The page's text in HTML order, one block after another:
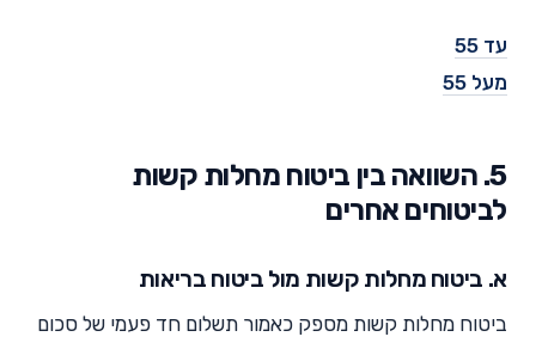
עד 55
מעל 55
5. השוואה בין ביטוח מחלות קשות
לביטוחים אחרים
א. ביטוח מחלות קשות מול ביטוח בריאות
ביטוח מחלות קשות מספק כאמור תשלום חד פעמי של סכום